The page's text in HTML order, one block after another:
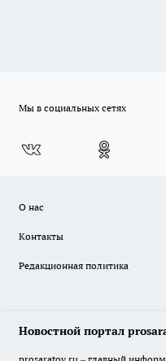
Мы в социальных сетях
О нас
Контакты
Редакционная политика
Новостной портал